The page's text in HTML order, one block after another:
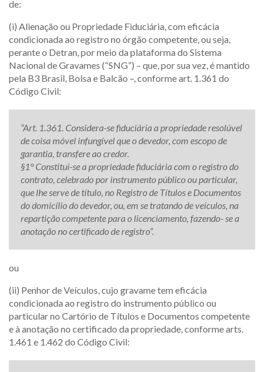
de:
(i) Alienação ou Propriedade Fiduciária, com eficácia
condicionada ao registro no órgão competente, ou seja,
perante o Detran, por meio da plataforma do Sistema
Nacional de Gravames (“SNG”) – que, por sua vez, é mantido
pela B3 Brasil, Bolsa e Balcão –, conforme art. 1.361 do
Código Civil:
“Art. 1.361. Considera-se fiduciária a propriedade resolúvel
de coisa móvel infungível que o devedor, com escopo de
garantia, transfere ao credor.
§1° Constitui-se a propriedade fiduciária com o registro do
contrato, celebrado por instrumento público ou particular,
que lhe serve de título, no Registro de Títulos e Documentos
do domicílio do devedor, ou, em se tratando de veículos, na
repartição competente para o licenciamento, fazendo- se a
anotação no certificado de registro”.
ou
(ii) Penhor de Veículos, cujo gravame tem eficácia
condicionada ao registro do instrumento público ou
particular no Cartório de Títulos e Documentos competente
e à anotação no certificado da propriedade, conforme arts.
1.461 e 1.462 do Código Civil: